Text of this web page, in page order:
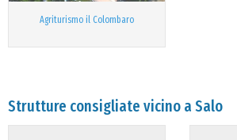
Agriturismo il Colombaro
Strutture consigliate vicino a Salo